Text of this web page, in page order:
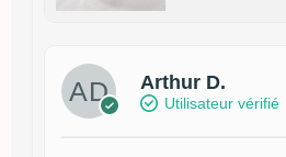
Arthur D.
Utilisateur vérifié